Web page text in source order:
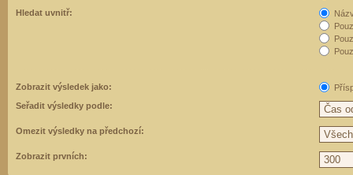
Hledat uvnitř:
Zobrazit výsledek jako:
Seřadit výsledky podle:
Omezit výsledky na předchozí:
Zobrazit prvních: